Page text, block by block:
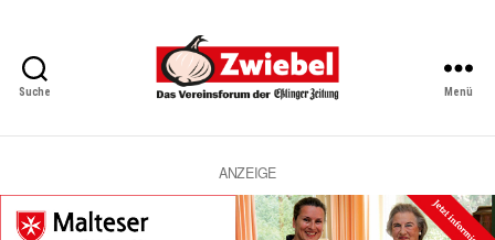
Suche
Vereinsforum
Eßlinger
Zeitung
Menü
ANZEIGE